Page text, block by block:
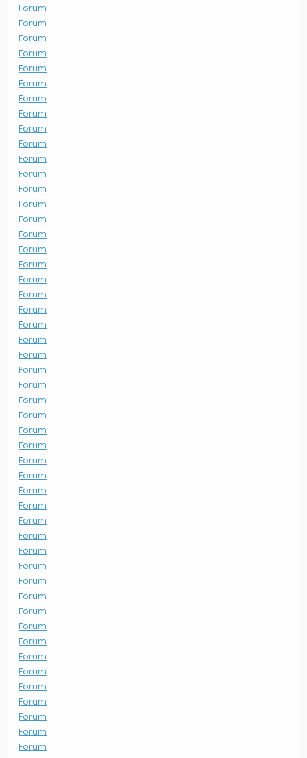
Forum
Forum
Forum
Forum
Forum
Forum
Forum
Forum
Forum
Forum
Forum
Forum
Forum
Forum
Forum
Forum
Forum
Forum
Forum
Forum
Forum
Forum
Forum
Forum
Forum
Forum
Forum
Forum
Forum
Forum
Forum
Forum
Forum
Forum
Forum
Forum
Forum
Forum
Forum
Forum
Forum
Forum
Forum
Forum
Forum
Forum
Forum
Forum
Forum
Forum